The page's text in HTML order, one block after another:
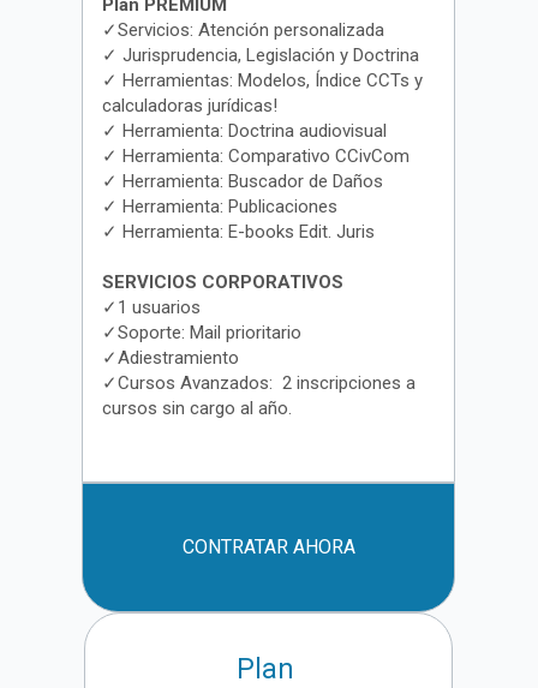
Plan PREMIUM
✓Servicios: Atención personalizada
✓ Jurisprudencia, Legislación y Doctrina
✓ Herramientas: Modelos, Índice CCTs y
calculadoras jurídicas!
✓ Herramienta: Doctrina audiovisual
✓ Herramienta: Comparativo CCivCom
✓ Herramienta: Buscador de Daños
✓ Herramienta: Publicaciones
✓ Herramienta: E-books Edit. Juris
SERVICIOS CORPORATIVOS
✓1 usuarios
✓Soporte: Mail prioritario
✓Adiestramiento
✓Cursos Avanzados: 2 inscripciones a
cursos sin cargo al año.
CONTRATAR AHORA
Plan